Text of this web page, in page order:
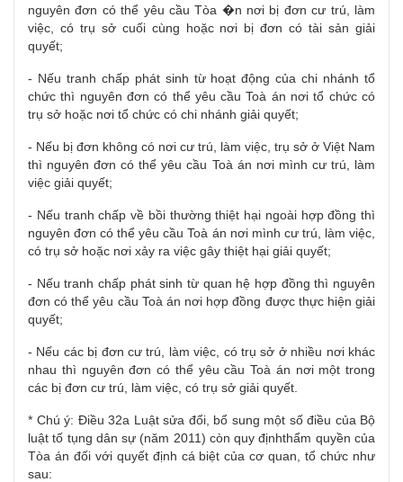
nguyên đơn có thể yêu cầu Tòa �n nơi bị đơn cư trú, làm
việc, có trụ sở cuối cùng hoặc nơi bị đơn có tài sản giải
quyết;
- Nếu tranh chấp phát sinh từ hoạt động của chi nhánh tổ
chức thì nguyên đơn có thể yêu cầu Toà án nơi tổ chức có
trụ sở hoặc nơi tổ chức có chi nhánh giải quyết;
- Nếu bị đơn không có nơi cư trú, làm việc, trụ sở ở Việt Nam
thì nguyên đơn có thể yêu cầu Toà án nơi mình cư trú, làm
việc giải quyết;
- Nếu tranh chấp về bồi thường thiệt hại ngoài hợp đồng thì
nguyên đơn có thể yêu cầu Toà án nơi mình cư trú, làm việc,
có trụ sở hoặc nơi xảy ra việc gây thiệt hại giải quyết;
- Nếu tranh chấp phát sinh từ quan hệ hợp đồng thì nguyên
đơn có thể yêu cầu Toà án nơi hợp đồng được thực hiện giải
quyết;
- Nếu các bị đơn cư trú, làm việc, có trụ sở ở nhiều nơi khác
nhau thì nguyên đơn có thể yêu cầu Toà án nơi một trong
các bị đơn cư trú, làm việc, có trụ sở giải quyết.
* Chú ý: Điều 32a Luật sửa đổi, bổ sung một số điều của Bộ
luật tố tụng dân sự (năm 2011) còn quy địnhthẩm quyền của
Tòa án đối với quyết định cá biệt của cơ quan, tổ chức như
sau: